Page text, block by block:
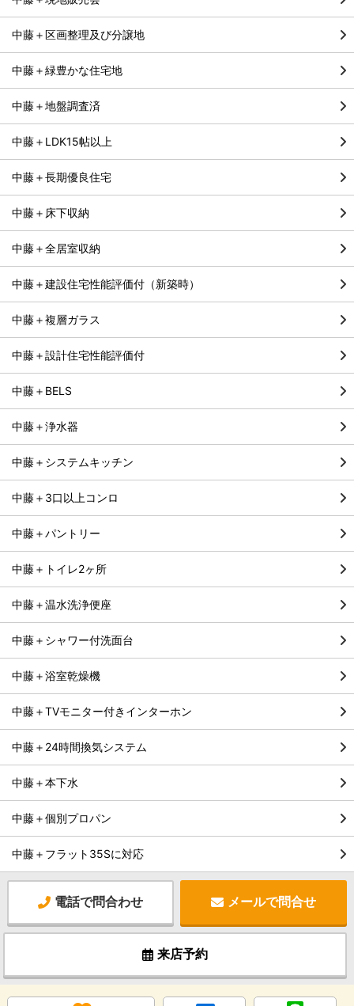
中藤＋区画整理及び分譲地
中藤＋緑豊かな住宅地
中藤＋地盤調査済
中藤＋LDK15帖以上
中藤＋長期優良住宅
中藤＋床下収納
中藤＋全居室収納
中藤＋建設住宅性能評価付（新築時）
中藤＋複層ガラス
中藤＋設計住宅性能評価付
中藤＋BELS
中藤＋浄水器
中藤＋システムキッチン
中藤＋3口以上コンロ
中藤＋パントリー
中藤＋トイレ2ヶ所
中藤＋温水洗浄便座
中藤＋シャワー付洗面台
中藤＋浴室乾燥機
中藤＋TVモニター付きインターホン
中藤＋24時間換気システム
中藤＋本下水
中藤＋個別プロパン
中藤＋フラット35Sに対応
電話で問合わせ メールで問合せ
来店予約